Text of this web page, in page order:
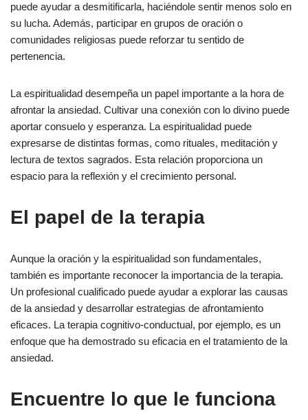
puede ayudar a desmitificarla, haciéndole sentir menos solo en
su lucha. Además, participar en grupos de oración o
comunidades religiosas puede reforzar tu sentido de
pertenencia.
La espiritualidad desempeña un papel importante a la hora de
afrontar la ansiedad. Cultivar una conexión con lo divino puede
aportar consuelo y esperanza. La espiritualidad puede
expresarse de distintas formas, como rituales, meditación y
lectura de textos sagrados. Esta relación proporciona un
espacio para la reflexión y el crecimiento personal.
El papel de la terapia
Aunque la oración y la espiritualidad son fundamentales,
también es importante reconocer la importancia de la terapia.
Un profesional cualificado puede ayudar a explorar las causas
de la ansiedad y desarrollar estrategias de afrontamiento
eficaces. La terapia cognitivo-conductual, por ejemplo, es un
enfoque que ha demostrado su eficacia en el tratamiento de la
ansiedad.
Encuentre lo que le funciona